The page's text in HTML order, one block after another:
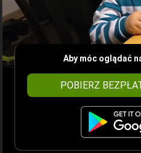
Aby móc oglądać
POBIERZ